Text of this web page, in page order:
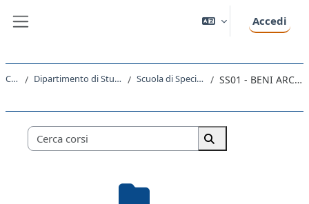
Accedi
Corsi Dipartimento di Studi Umanistici Scuola di Specializzazione SS01 - BENI ARCHEOLOGICI
Categorie di corso
Cerca corsi
Cerca corsi